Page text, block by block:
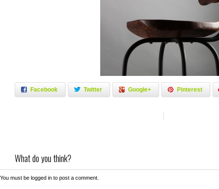
Facebook Twitter Google+ Pinterest
What do you think?
You must be logged in to post a comment.